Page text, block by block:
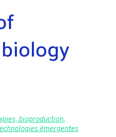
bioproduction,
émergentes